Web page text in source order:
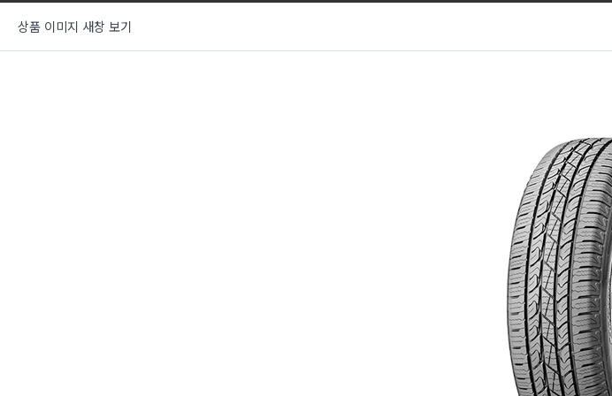
상품 이미지 새창 보기